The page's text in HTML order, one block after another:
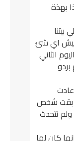
بهذة
اي شئ
الثاني
بقت شخص
تتحدث
كان لها